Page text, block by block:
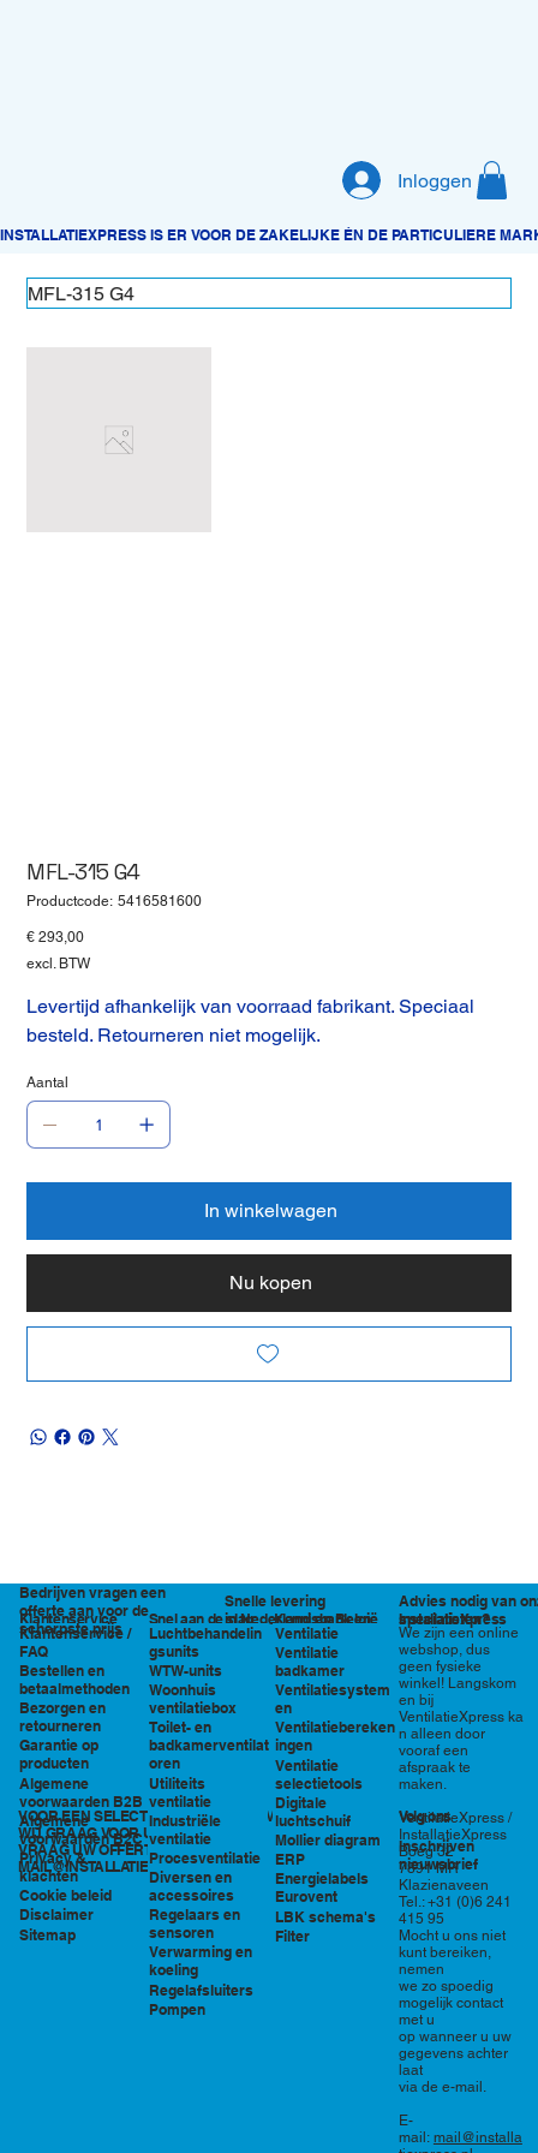
Inloggen
MFL-315 G4
MFL-315 G4
Productcode: Productcode
5416581600
Prijs
€ 293,00
excl. BTW
Levertijd afhankelijk van voorraad fabrikant. Speciaal
besteld. Retourneren niet mogelijk.
Aantal
In winkelwagen
Nu kopen
Klantenservice
Klantenservice /
FAQ
Bestellen en
betaalmethoden
Bezorgen en
retourneren
Garantie op
producten
Algemene
voorwaarden B2B
Algemene
voorwaarden B2C
Privacy &
klachten
Cookie beleid
Disclaimer
Sitemap
VOOR EEN SELECTIE EN PRIJSOPGAVE STAAN
WIJ GRAAG VOOR U KLAAR!
VRAAG UW OFFERTE AAN VIA
MAIL@INSTALLATIEXPRESS.NL
Bedrijven vragen een
offerte aan voor de
scherpste prijs
Snelle levering
in Nederland en België
Advies nodig van
specialisten?
Snel aan de slag
Luchtbehandelin
gsunits
WTW-units
Woonhuis
ventilatiebox
Toilet- en
badkamerventilat
oren
Utiliteits
ventilatie
Industriële
ventilatie
Procesventilatie
Diversen en
accessoires
Regelaars en
sensoren
Verwarming en
koeling
Regelafsluiters
Pompen
Kennisbank en
tools
Ventilatie
Ventilatie
badkamer
Ventilatiesystem
en
Ventilatiebereken
ingen
Ventilatie
selectietools
Digitale
luchtschuif
Mollier diagram
ERP
Energielabels
Eurovent
LBK schema's
Filter
We zijn een online
webshop, dus
geen fysieke
winkel! Langskom
en bij
VentilatieXpress ka
n alleen door
vooraf een
afspraak te
maken.
VentilatieXpress /
InstallatieXpress
Boeg 32
7891 MR
Klazienaveen
Tel.: +31 (0)6 241
415 95
Mocht u ons niet
kunt bereiken,
nemen
we zo spoedig
mogelijk contact
met u
op wanneer u uw
gegevens achter
laat
via de e-mail.
E-
mail: mail@installa
InstallatieXpress
Volg ons
Inschrijven
nieuwsbrief